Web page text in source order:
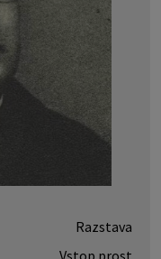
Razstava